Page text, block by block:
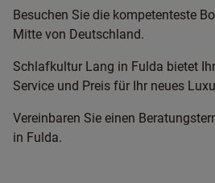
Besuchen Sie die kompetenteste
Mitte von Deutschland.
Schlafkultur Lang in Fulda bietet
Service und Preis für Ihr neues
Vereinbaren Sie einen
in Fulda.